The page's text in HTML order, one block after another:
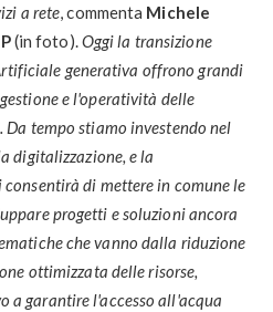
a rete, commenta Michele
(in foto).Oggi la transizione
generativa offrono grandi
e l'operatività delle
tempo stiamo investendo nel
digitalizzazione, e la
di mettere in comune le
progetti e soluzioni ancora
che vanno dalla riduzione
ottimizzata delle risorse,
a garantire l'accesso all'acqua